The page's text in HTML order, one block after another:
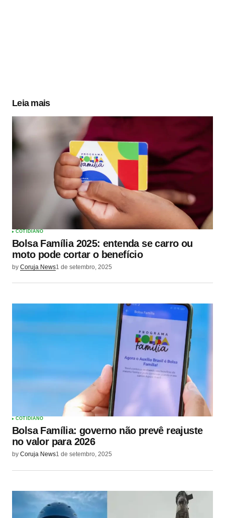
Leia mais
COTIDIANO
Bolsa Família 2025: entenda se carro ou
moto pode cortar o benefício
by Coruja News1 de setembro, 2025
COTIDIANO
Bolsa Família: governo não prevê reajuste
no valor para 2026
by Coruja News1 de setembro, 2025